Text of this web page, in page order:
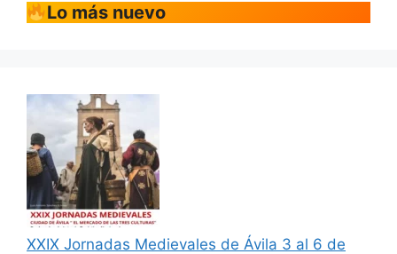
Lo más nuevo
XXIX Jornadas Medievales de Ávila 3 al 6 de